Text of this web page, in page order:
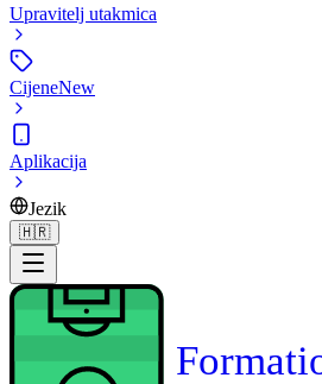
Upravitelj utakmica
CijeneNew
Aplikacija
Jezik
🇭🇷